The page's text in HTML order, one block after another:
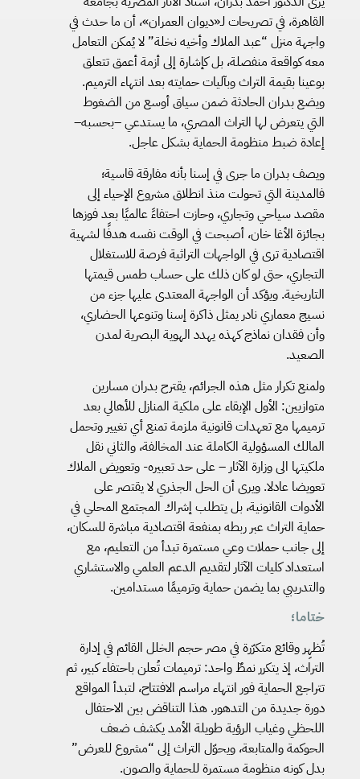
القاهرة، في تصريحات لـ«ديوان العمران»، أن ما حدث في
واجهة منزل “عبد الملاك وأخيه نخلة” لا يُمكن التعامل
معه كواقعة منفصلة، بل كإشارة إلى أزمة أعمق تتعلق
بوعينا بقيمة التراث وبآليات حمايته بعد انتهاء الترميم.
ويضع بدران الحادثة ضمن سياق أوسع من الضغوط
التي يتعرض لها التراث المصري، ما يستدعي –بحسبه–
إعادة ضبط منظومة الحماية بشكل عاجل.
ويصف بدران ما جرى في إسنا بأنه مفارقة قاسية؛
فالمدينة التي تحولت منذ انطلاق مشروع الإحياء إلى
مقصد سياحي وتجاري، وحازت احتفاءً عالميًا بعد فوزها
بجائزة الأغا خان، أصبحت في الوقت نفسه هدفًا لشهية
اقتصادية ترى في الواجهات التراثية فرصة للاستغلال
التجاري، حتى لو كان ذلك على حساب طمس قيمتها
التاريخية. ويؤكد أن الواجهة المعتدى عليها جزء من
نسيج معماري نادر يمثل ذاكرة إسنا وتنوعها الحضاري،
وأن فقدان نماذج كهذه يهدد الهوية البصرية لمدن
الصعيد.
ولمنع تكرار مثل هذه الجرائم، يقترح بدران مسارين
متوازيين: الأول الإبقاء على ملكية المنازل للأهالي بعد
ترميمها مع تعهدات قانونية ملزمة تمنع أي تغيير وتحمل
المالك المسؤولية الكاملة عند المخالفة، والثاني نقل
ملكيتها الى وزارة الآثار – على حد تعبيره- وتعويض الملاك
تعويضا عادلا. ويرى أن الحل الجذري لا يقتصر على
الأدوات القانونية، بل يتطلب إشراك المجتمع المحلي في
حماية التراث عبر ربطه بمنفعة اقتصادية مباشرة للسكان،
إلى جانب حملات وعي مستمرة تبدأ من التعليم، مع
استعداد كليات الآثار لتقديم الدعم العلمي والاستشاري
والتدريبي بما يضمن حماية وترميمًا مستدامين.
ختاما؛
تُظهِر وقائع متكرّرة في مصر حجم الخلل القائم في إدارة
التراث، إذ يتكرر نمطٌ واحد: ترميمات تُعلن باحتفاء كبير، ثم
تتراجع الحماية فور انتهاء مراسم الافتتاح، لتبدأ المواقع
دورة جديدة من التدهور. هذا التناقض بين الاحتفال
اللحظي وغياب الرؤية طويلة الأمد يكشف ضعف
الحوكمة والمتابعة، ويحوّل التراث إلى “مشروع للعرض”
بدل كونه منظومة مستمرة للحماية والصون.